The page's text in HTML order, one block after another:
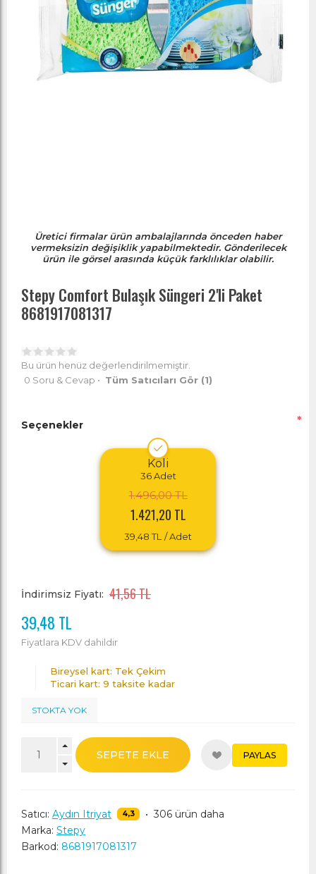
Üretici firmalar ürün ambalajlarında önceden haber
vermeksizin değişiklik yapabilmektedir. Gönderilecek
ürün ile görsel arasında küçük farklılıklar olabilir.
Stepy Comfort Bulaşık Süngeri 2'li Paket
8681917081317
Bu ürün henüz değerlendirilmemiştir.
0 Soru & Cevap • Tüm Satıcıları Gör (1)
Seçenekler *
Koli
36 Adet
1.496,00 TL
1.421,20 TL
39,48 TL / Adet
İndirimsiz Fiyatı: 41,56 TL
39,48 TL
Fiyatlara KDV dahildir
Bireysel kart: Tek Çekim
Ticari kart: 9 taksite kadar
STOKTA YOK
SEPETE EKLE PAYLAS
Satıcı: Aydın Itriyat 4,3 • 306 ürün daha
Marka: Stepy
Barkod: 8681917081317